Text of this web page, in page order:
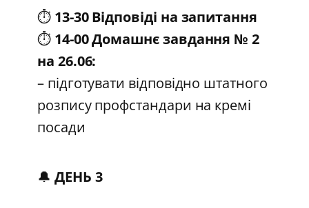
⏱️ 13-30 Відповіді на запитання
⏱️ 14-00 Домашнє завдання № 2
на 26.06:
– підготувати відповідно штатного
розпису профстандари на кремі
посади
🔔 ДЕНЬ 3